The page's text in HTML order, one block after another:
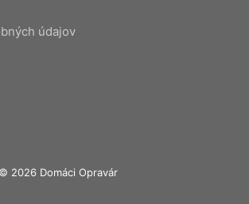
údajov
© 2026 Domáci Opravár